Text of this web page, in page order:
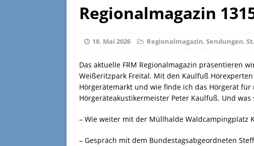
[ 27. Juli 2026 ] Regionalmagazin
Regionalmagazin
18. Mai 2026 Regionalmagazin, Sendungen,
Das aktuelle FRM Regionalmagazin präsentieren
Weißeritzpark Freital. Mit den Kaulfuß
Hörgerätemarkt und wie finde ich das Hörgerät
Hörgeräteakustikermeister Peter Kaulfuß. Und was
– Wie weiter mit der Müllhalde Waldcampingplatz
– Gespräch mit dem Bundestagsabgeordneten